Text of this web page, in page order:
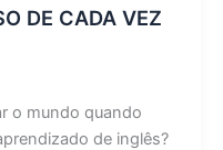
DE CADA VEZ
o mundo quando
de inglês?